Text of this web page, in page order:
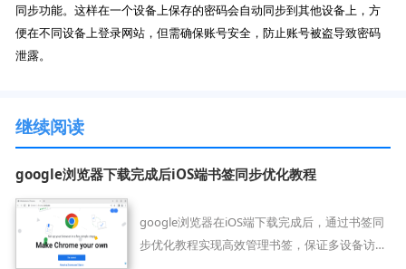
同步功能。这样在一个设备上保存的密码会自动同步到其他设备上，方
便在不同设备上登录网站，但需确保账号安全，防止账号被盗导致密码
泄露。
继续阅读
google浏览器下载完成后iOS端书签同步优化教程
google浏览器在iOS端下载完成后，通过书签同
步优化教程实现高效管理书签，保证多设备访问